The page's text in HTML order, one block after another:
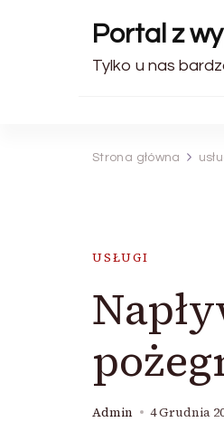
Portal z
Tylko u nas
Strona główna
USŁUGI
Admin 4 Grudnia